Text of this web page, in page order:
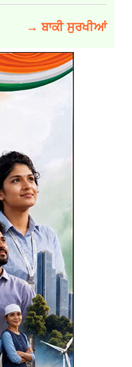
→ ਬਾਕੀ ਸੁਰਖੀਆਂ